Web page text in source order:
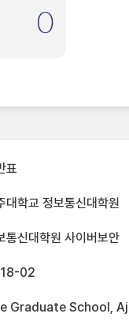
0
표
대학교 정보통신대학원
통신대학원 사이버보안
02
Graduate School,